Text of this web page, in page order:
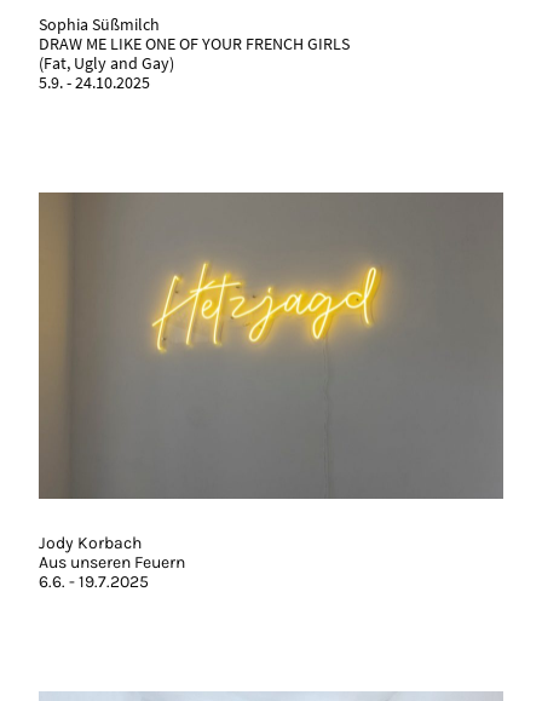
Sophia Süßmilch
DRAW ME LIKE ONE OF YOUR FRENCH GIRLS
(Fat, Ugly and Gay)
5.9. - 24.10.2025
Jody Korbach
Aus unseren Feuern
6.6. - 19.7.2025